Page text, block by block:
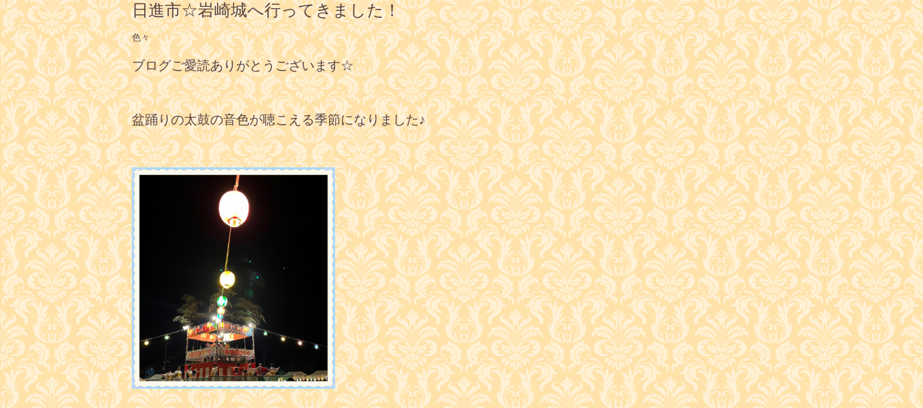
日進市☆岩崎城へ行ってきました！
色々
ブログご愛読ありがとうございます☆
盆踊りの太鼓の音色が聴こえる季節になりました♪